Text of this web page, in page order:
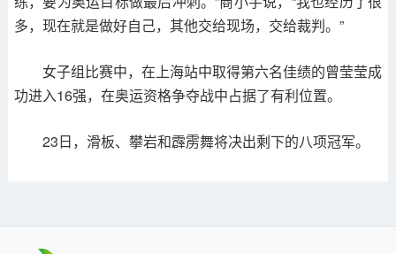
多，现在就是做好自己，其他交给现场，交给裁判。”
女子组比赛中，在上海站中取得第六名佳绩的曾莹莹成
功进入16强，在奥运资格争夺战中占据了有利位置。
23日，滑板、攀岩和霹雳舞将决出剩下的八项冠军。